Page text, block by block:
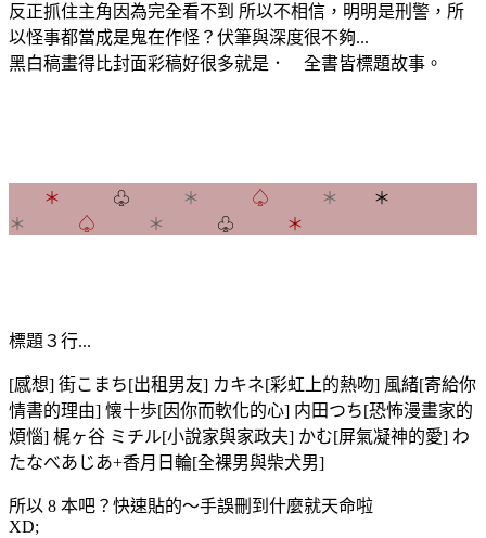
反正抓住主角因為完全看不到 所以不相信，明明是刑警，所
以怪事都當成是鬼在作怪？伏筆與深度很不夠...
黑白稿畫得比封面彩稿好很多就是． 全書皆標題故事。
＊ ♧ ＊ ♤ ＊
＊
＊
♤ ＊ ♧ ＊
標題３行...
[感想] 街こまち[出租男友] カキネ[彩虹上的熱吻] 風緒[寄給你
情書的理由] 懐十歩[因你而軟化的心] 内田つち[恐怖漫畫家的
煩惱] 梶ヶ谷 ミチル[小說家與家政夫] かむ[屏氣凝神的愛] わ
たなべあじあ+香月日輪[全裸男與柴犬男]
所以 8 本吧？快速貼的～手誤刪到什麼就天命啦
XD;